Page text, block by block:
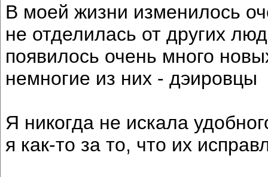
В моей жизни изменилось
не отделилась от других
появилось очень много
немногие из них - дэировцы
Я никогда не искала
я как-то за то, что их